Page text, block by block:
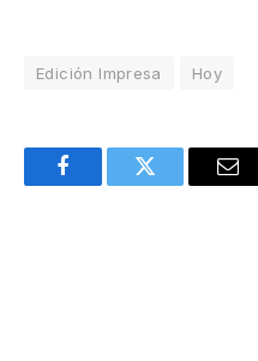
Edición Impresa Hoy
FacebookTwitter